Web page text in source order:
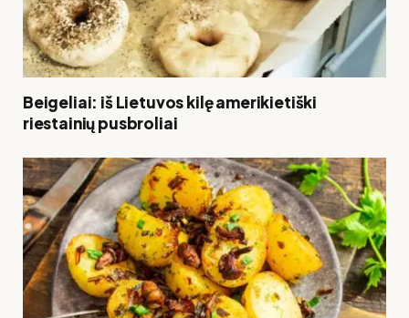
Beigeliai: iš Lietuvos kilę amerikietiški
riestainių pusbroliai